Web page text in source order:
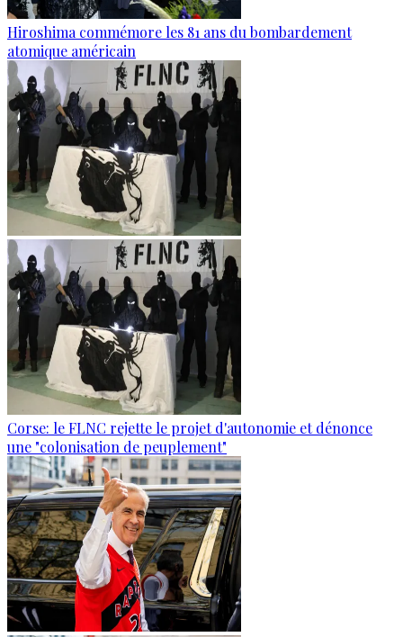
Hiroshima commémore les 81 ans du bombardement
atomique américain
Corse: le FLNC rejette le projet d'autonomie et dénonce
une "colonisation de peuplement"